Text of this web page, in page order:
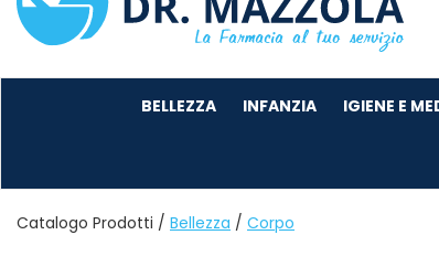
BELLEZZA INFANZIA IGIENE E
Catalogo Prodotti / Bellezza / Corpo